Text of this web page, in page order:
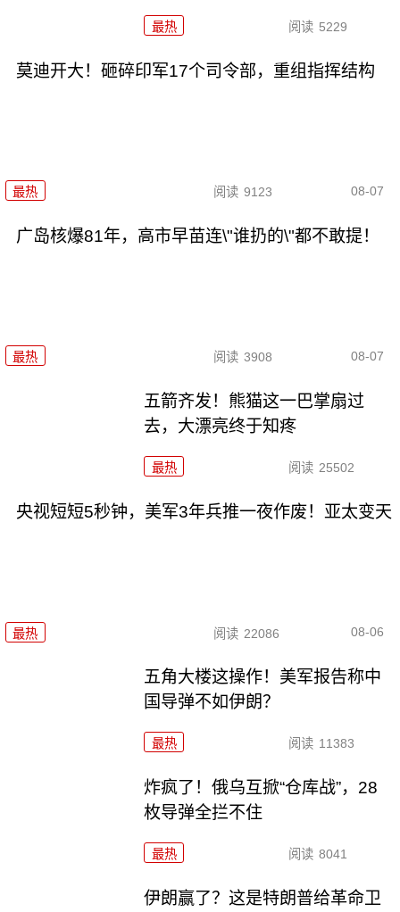
最热 阅读 5229
莫迪开大！砸碎印军17个司令部，重组指挥结构
最热 阅读 9123 08-07
广岛核爆81年，高市早苗连\"谁扔的\"都不敢提！
最热 阅读 3908 08-07
五箭齐发！熊猫这一巴掌扇过
去，大漂亮终于知疼
最热 阅读 25502
央视短短5秒钟，美军3年兵推一夜作废！亚太变天
最热 阅读 22086 08-06
五角大楼这操作！美军报告称中
国导弹不如伊朗？
最热 阅读 11383
炸疯了！俄乌互掀“仓库战”，28
枚导弹全拦不住
最热 阅读 8041
伊朗赢了？这是特朗普给革命卫